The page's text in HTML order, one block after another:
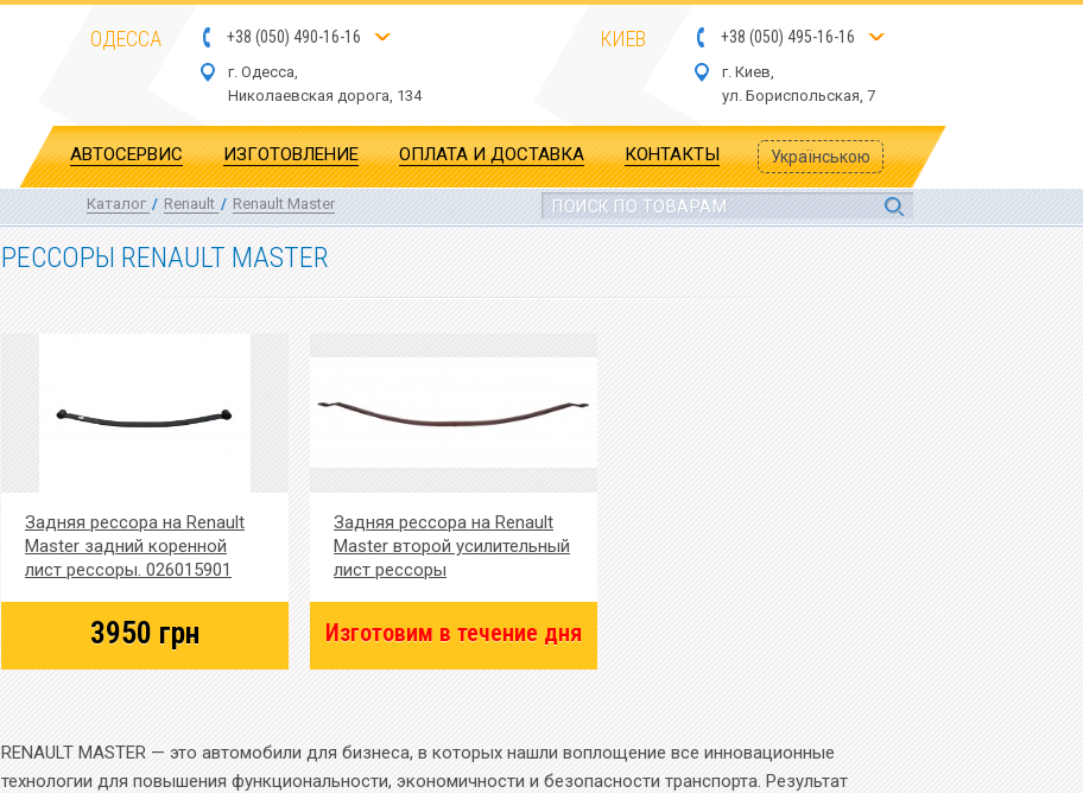
ОДЕССА +38 (050) 490-16-16
г. Одесса,
Николаевская дорога, 134
КИЕВ +38 (050) 495-16-16
г. Киев,
ул. Бориспольская, 7
АВТОСЕРВИС ИЗГОТОВЛЕНИЕ ОПЛАТА И ДОСТАВКА КОНТАКТЫ Українською
Каталог / Renault / Renault Master
РЕССОРЫ RENAULT MASTER
RENAULT MASTER — это автомобили для бизнеса, в которых нашли воплощение все инновационные
технологии для повышения функциональности, экономичности и безопасности транспорта. Результат
Задняя рессора на Renault
Master задний коренной
лист рессоры. 026015901
3950 грн
Задняя рессора на Renault
Master второй усилительный
лист рессоры
Изготовим в течение дня